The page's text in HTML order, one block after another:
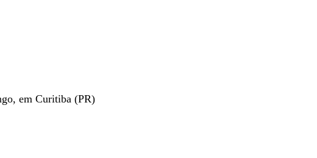
em Curitiba (PR)